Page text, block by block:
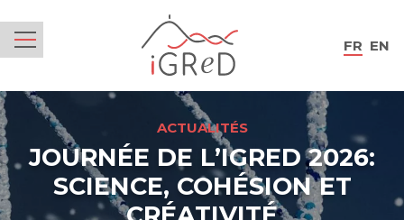
FR EN
ACTUALITÉS
JOURNÉE DE L’IGRED 2026:
SCIENCE, COHÉSION ET